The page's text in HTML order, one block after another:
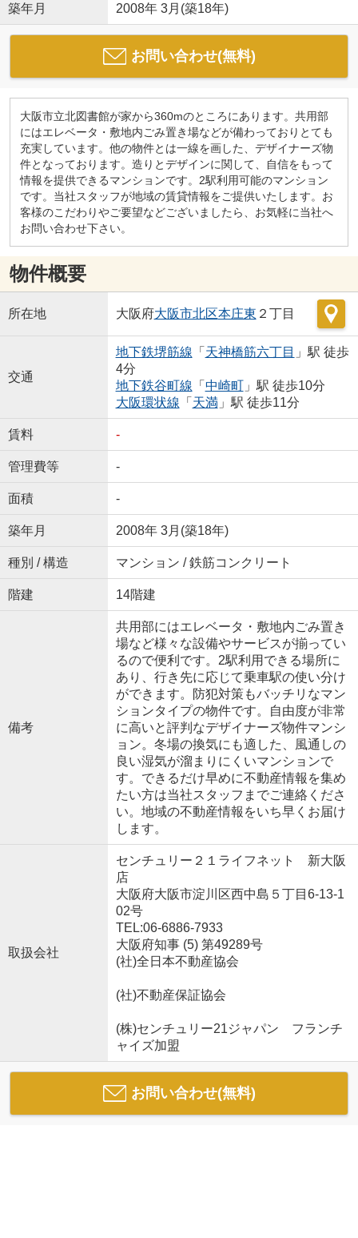
築年月 2008年 3月(築18年)
お問い合わせ(無料)
大阪市立北図書館が家から360mのところにあります。共用部
にはエレベータ・敷地内ごみ置き場などが備わっておりとても
充実しています。他の物件とは一線を画した、デザイナーズ物
件となっております。造りとデザインに関して、自信をもって
情報を提供できるマンションです。2駅利用可能のマンション
です。当社スタッフが地域の賃貸情報をご提供いたします。お
客様のこだわりやご要望などございましたら、お気軽に当社へ
お問い合わせ下さい。
物件概要
所在地 大阪府大阪市北区本庄東 ２丁目
交通
地下鉄堺筋線 「 天神橋筋六丁目 」駅 徒歩
4分
地下鉄谷町線 「 中崎町」駅 徒歩10分
大阪環状線 「 天満」駅 徒歩11分
賃料 -
管理費等 -
面積 -
築年月 2008年 3月(築18年)
種別 / 構造 マンション / 鉄筋コンクリート
階建 14階建
備考
共用部にはエレベータ・敷地内ごみ置き
場など様々な設備やサービスが揃ってい
るので便利です。2駅利用できる場所に
あり、行き先に応じて乗車駅の使い分け
ができます。防犯対策もバッチリなマン
ションタイプの物件です。自由度が非常
に高いと評判なデザイナーズ物件マンシ
ョン。冬場の換気にも適した、風通しの
良い湿気が溜まりにくいマンションで
す。できるだけ早めに不動産情報を集め
たい方は当社スタッフまでご連絡くださ
い。地域の不動産情報をいち早くお届け
します。
取扱会社
センチュリー２１ライフネット 新大阪
店
大阪府大阪市淀川区西中島５丁目6-13-1
02号
TEL:06-6886-7933
大阪府知事 (5) 第49289号
(社)全日本不動産協会
(社)不動産保証協会
(株)センチュリー21ジャパン フランチ
ャイズ加盟
お問い合わせ(無料)